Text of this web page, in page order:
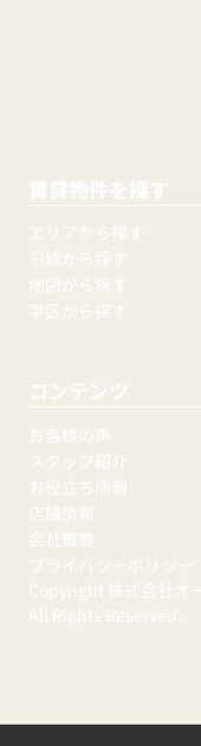
賃貸物件を探す
エリアから探す
沿線から探す
地図から探す
学区から探す
コンテンツ
お客様の声
スタッフ紹介
お役立ち情報
店舗情報
会社概要
プライバシーポリシー
Copyright 株式会社オ
All Rights Reserved.